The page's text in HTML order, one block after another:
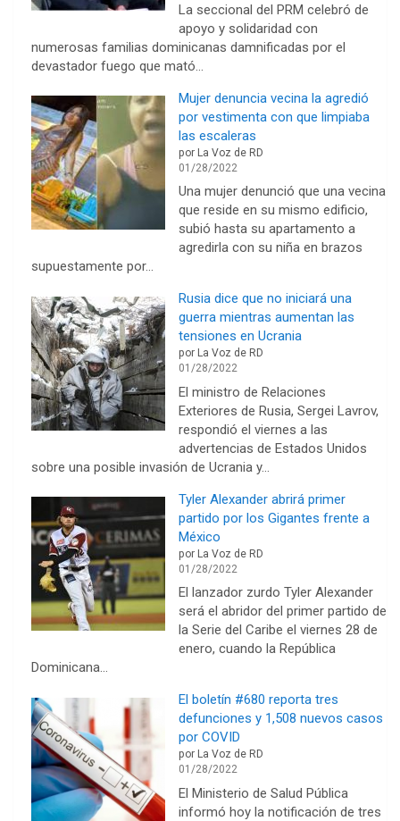
La seccional del PRM celebró de
apoyo y solidaridad con
numerosas familias dominicanas damnificadas por el
devastador fuego que mató…
Mujer denuncia vecina la agredió
por vestimenta con que limpiaba
las escaleras
por La Voz de RD
01/28/2022
Una mujer denunció que una vecina
que reside en su mismo edificio,
subió hasta su apartamento a
agredirla con su niña en brazos
supuestamente por…
Rusia dice que no iniciará una
guerra mientras aumentan las
tensiones en Ucrania
por La Voz de RD
01/28/2022
El ministro de Relaciones
Exteriores de Rusia, Sergei Lavrov,
respondió el viernes a las
advertencias de Estados Unidos
sobre una posible invasión de Ucrania y…
Tyler Alexander abrirá primer
partido por los Gigantes frente a
México
por La Voz de RD
01/28/2022
El lanzador zurdo Tyler Alexander
será el abridor del primer partido de
la Serie del Caribe el viernes 28 de
enero, cuando la República
Dominicana…
El boletín #680 reporta tres
defunciones y 1,508 nuevos casos
por COVID
por La Voz de RD
01/28/2022
El Ministerio de Salud Pública
informó hoy la notificación de tres